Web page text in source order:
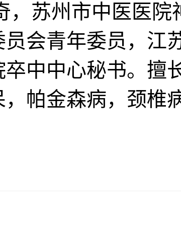
，苏州市中医医
会青年委员，江
中中心秘书。擅
帕金森病，颈椎